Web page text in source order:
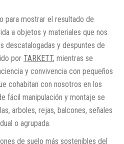
para mostrar el resultado de
a objetos y materiales que nos
descatalogadas y despuntes de
por TARKETT, mientras se
y convivencia con pequeños
cohabitan con nosotros en los
fácil manipulación y montaje se
arboles, rejas, balcones, señales
o agrupada.
de suelo más sostenibles del